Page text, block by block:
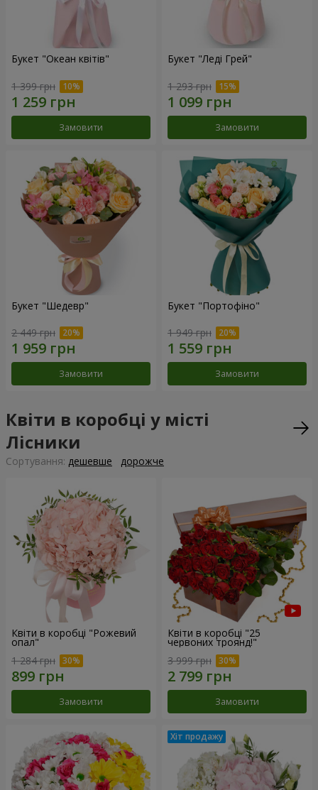
Букет "Океан квітів"
1 399 грн
Замовити
Букет "Леді Грей"
1 293 грн
Замовити
Букет "Шедевр"
2 449 грн
Замовити
Букет "Портофіно"
1 949 грн
Замовити
Квіти в коробці у місті
Лісники
Сортування: дешевше дорожче
Квіти в коробці "Рожевий
опал"
1 284 грн
Замовити
Квіти в коробці "25
червоних троянд!"
3 999 грн
Замовити